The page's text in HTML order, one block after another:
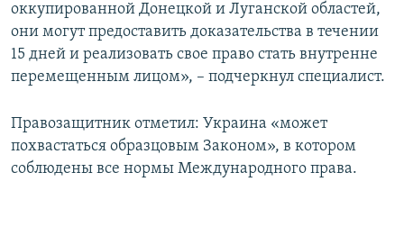
оккупированной Донецкой и Луганской областей,
они могут предоставить доказательства в течении
15 дней и реализовать свое право стать внутренне
перемещенным лицом», – подчеркнул специалист.
Правозащитник отметил: Украина «может
похвастаться образцовым Законом», в котором
соблюдены все нормы Международного права.